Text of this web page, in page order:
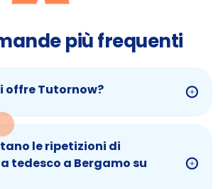
più frequenti
offre Tutornow?
le ripetizioni di
tedesco a Bergamo su